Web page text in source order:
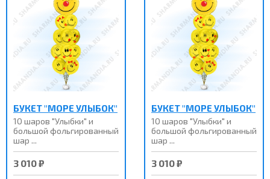
БУКЕТ "МОРЕ УЛЫБОК"
10 шаров "Улыбки" и
большой фольгированный
шар ...
3 010 ₽
БУКЕТ "МОРЕ УЛЫБОК"
10 шаров "Улыбки" и
большой фольгированный
шар ...
3 010 ₽